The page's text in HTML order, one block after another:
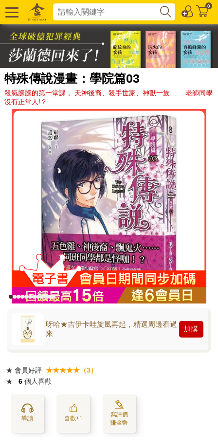
0
特殊傳說漫畫：學院篇03
殺氣騰騰的第一堂課， 天神後裔、殺手世家、神獸一族…… 老師同學
沒有正常人!？
呀哈★吉伊卡哇旋風再起，精選周邊看過
來
加購
★ 會員好評 ★★★★★（3）
★
6 個人喜歡
導讀 喜歡+1
寫評價
賺金幣